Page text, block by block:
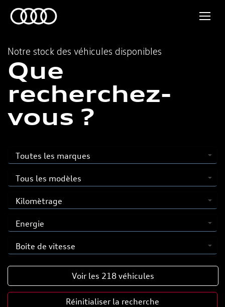
Notre stock des véhicules disponibles
Que
recherchez-
vous ?
Voir les 218 véhicules
Réinitialiser la recherche